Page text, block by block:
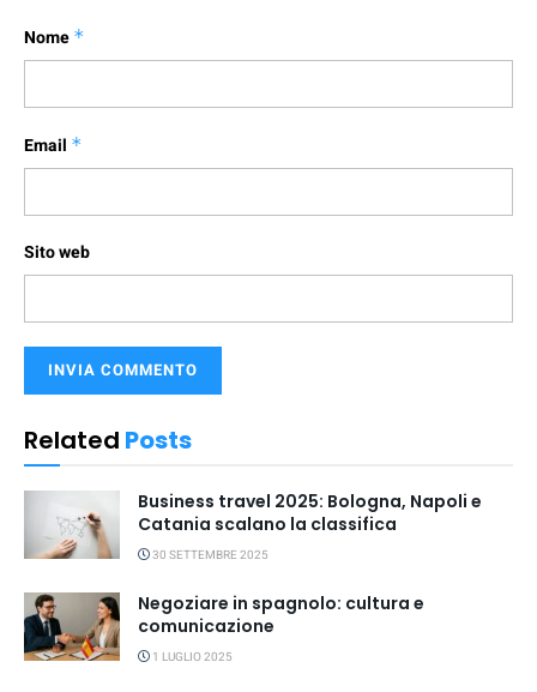
Nome *
Email *
Sito web
Related Posts
Business travel 2025: Bologna, Napoli e
Catania scalano la classifica
30 SETTEMBRE 2025
Negoziare in spagnolo: cultura e
comunicazione
1 LUGLIO 2025